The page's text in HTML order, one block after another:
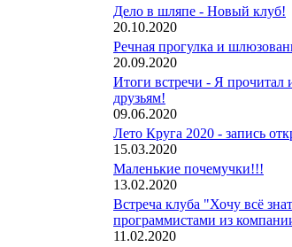
Дело в шляпе - Новый клуб!
20.10.2020
Речная прогулка и
20.09.2020
Итоги встречи - Я прочитал
друзьям!
09.06.2020
Лето Круга 2020 - запись
15.03.2020
Маленькие почемучки!!!
13.02.2020
Встреча клуба "Хочу всё
программистами из
11.02.2020